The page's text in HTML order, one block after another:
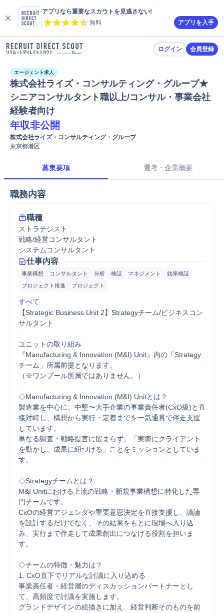
アプリなら重要なスカウトを見逃さない!
無料
アプリを入手
ログイン 会員登録
エージェント求人
株式会社ライズ・コンサルティング・グループ★
シニアコンサルタント職以上/コンサル・事業会社
経験者向け
年収非公開
株式会社ライズ・コンサルティング・グループ
東京都港区
募集要項 選考・企業概要
職務内容
職種
ストラテジスト
戦略/経営コンサルタント
システムコンサルタント
仕事内容
事業構想 コンサルタント 分析 検証 マネジメント
効果検証
プロジェクト推進
プロジェクト
すべて
【Strategic Business Unit 2】Strategyチーム/ビジネスコン
サルタント
ユニットの取り組み
『Manufacturing & Innovation (M&I) Unit』内の「Strategy
チーム」所属前提となります。
（※ワンプール所属ではありません。）
◇Manufacturing & Innovation (M&I) Unitとは？
製造業を中心に、中堅〜大手企業の事業責任者(CxO級)と直
接対峙し、構想から実行・定着までを一気通貫で伴走支援
しています。
単なる調査・戦略提言に留まらず、「実際にクライアント
を動かし、成果に紐づける」ことをミッションとしていま
す。
◇Strategyチームとは？
M&I Unitにおける上流の戦略・新規事業構想に特化した専
門チームです。
CxOの経営アジェンダや重要意思決定を直接支援し、議論
を設計するだけでなく、その結果をもとに現場へ入り込
み、実行まで伴走して成果創出につなげる役割を担いま
す。
◇チームの特徴・魅力は？
1. CxO直下でリアルな討議に入り込める
事業責任者・経営層のディスカッションパートナーとし
て、高頻度で討議を実施します。
グランドデザインの絵描きに加え、経営判断そのものを前